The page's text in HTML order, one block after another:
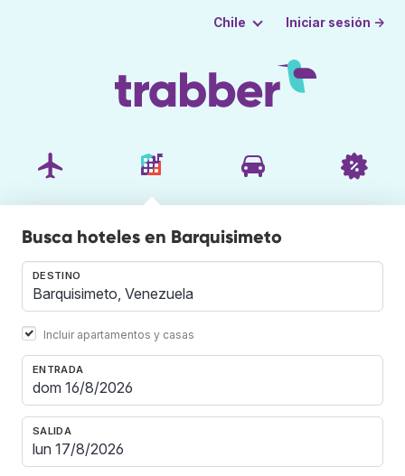
Chile Iniciar sesión →
Busca hoteles en Barquisimeto
DESTINO
Incluir apartamentos y casas
ENTRADA
SALIDA